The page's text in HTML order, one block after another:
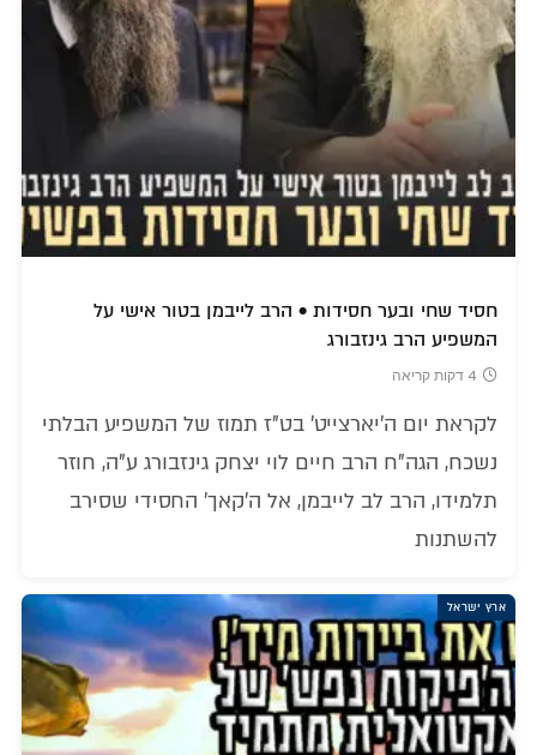
חסיד שחי ובער חסידות • הרב לייבמן בטור אישי על
המשפיע הרב גינזבורג
4 דקות קריאה
לקראת יום ה'יארצייט' בט"ז תמוז של המשפיע הבלתי
נשכח, הגה"ח הרב חיים לוי יצחק גינזבורג ע"ה, חוזר
תלמידו, הרב לב לייבמן, אל ה'קאך' החסידי שסירב
להשתנות
ארץ ישראל